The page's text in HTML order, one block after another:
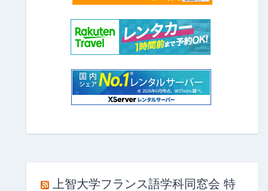
上智大学フランス語学科同窓会 特